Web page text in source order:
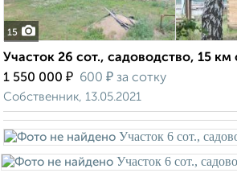
15
Участок 26 сот., садоводство, 15 км
1 550 000 ₽ 600 ₽ за сотку
Собственник, 13.05.2021